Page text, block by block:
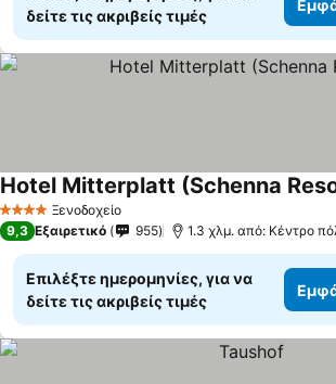
δείτε τις ακριβείς τιμές
4 ΑστέριαΞενοδοχείο
Hotel Mitterplatt (Schenna
9,3 Εξαιρετικό 955 1.3 χλμ. από: Κέντρο
Επιλέξτε ημερομηνίες, για να
δείτε τις ακριβείς τιμές